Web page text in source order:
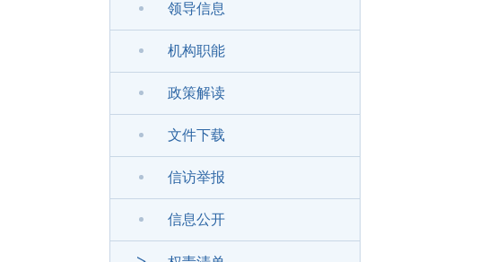
领导信息
机构职能
政策解读
文件下载
信访举报
信息公开